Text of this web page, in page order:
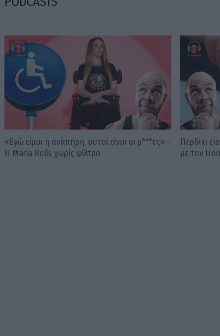
«Εγώ είμαι η ανάπηρη, αυτοί είναι οι μ***ες» –
Η Maria Rolls χωρίς φίλτρο
Περδίκι
με τον